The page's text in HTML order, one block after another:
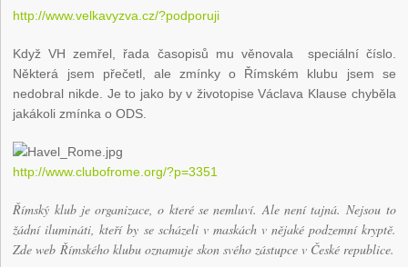
http://www.velkavyzva.cz/?podporuji
Když VH zemřel, řada časopisů mu věnovala speciální číslo.
Některá jsem přečetl, ale zmínky o Římském klubu jsem se
nedobral nikde. Je to jako by v životopise Václava Klause chyběla
jakákoli zmínka o ODS.
http://www.clubofrome.org/?p=3351
Římský klub je organizace, o které se nemluví. Ale není tajná. Nejsou to
žádní ilumináti, kteří by se scházeli v maskách v nějaké podzemní kryptě.
Zde web Římského klubu oznamuje skon svého zástupce v České republice.